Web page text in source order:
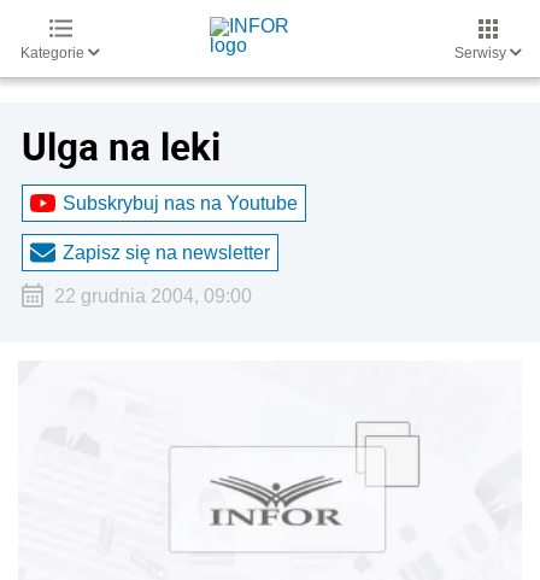
Kategorie Serwisy
Ulga na leki
Subskrybuj nas na Youtube
Zapisz się na newsletter
22 grudnia 2004, 09:00